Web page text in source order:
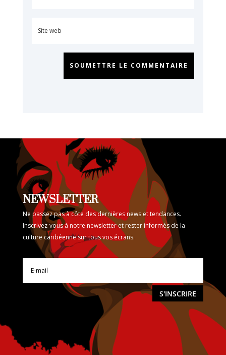
SOUMETTRE LE COMMENTAIRE
NEWSLETTER
Ne passez pas à côte des dernières news et tendances.
Inscrivez-vous à notre newsletter et rester informés de la
culture caribéenne sur tous vos écrans.
S'INSCRIRE